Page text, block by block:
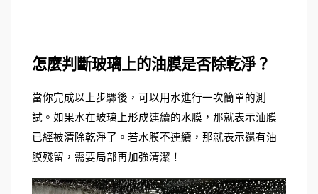
怎麼判斷玻璃上的油膜是否除乾淨？
當你完成以上步驟後，可以用水進行一次簡單的測
試。如果水在玻璃上形成連續的水膜，那就表示油膜
已經被清除乾淨了。若水膜不連續，那就表示還有油
膜殘留，需要局部再加強清潔！